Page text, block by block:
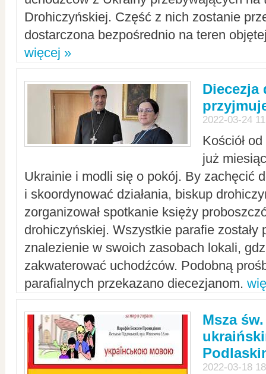
Drohiczyńskiej. Część z nich zostanie
dostarczona bezpośrednio na teren
więcej »
Diecezja
2022-03-24
Kościół
już
Ukrainie i modli się o pokój. By zachęcić
i skoordynować działania, biskup
zorganizował spotkanie księży
drohiczyńskiej. Wszystkie parafie zostały
znalezienie w swoich zasobach lokali,
zakwaterować uchodźców. Podobną
parafialnych przekazano diecezjanom.
Msza
2022-03-18